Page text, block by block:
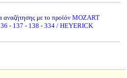
αναζήτησης με το προϊόν MOZART
- 137 - 138 - 334 / HEYERICK